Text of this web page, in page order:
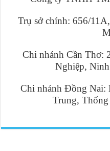
Trụ sở chính: 656/
Chi nhánh Cần Thơ:
Nghiệp,
Chi nhánh Đồng Nai:
Trung,